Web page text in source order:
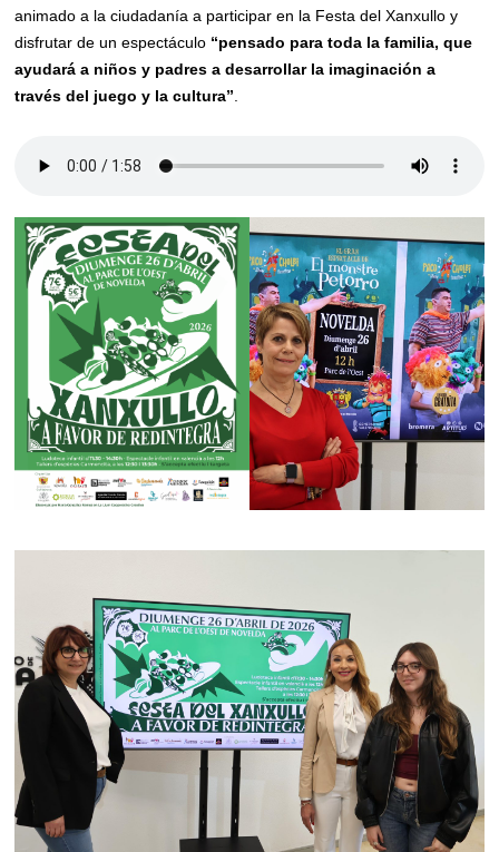
animado a la ciudadanía a participar en la Festa del Xanxullo y
disfrutar de un espectáculo “pensado para toda la familia, que
ayudará a niños y padres a desarrollar la imaginación a
través del juego y la cultura”